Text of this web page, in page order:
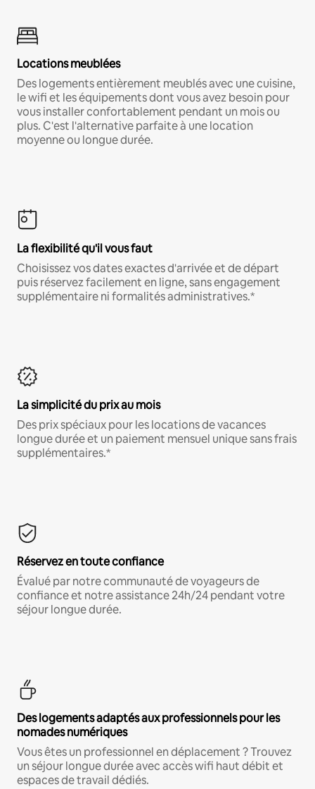
Locations meublées
Des logements entièrement meublés avec une cuisine,
le wifi et les équipements dont vous avez besoin pour
vous installer confortablement pendant un mois ou
plus. C'est l'alternative parfaite à une location
moyenne ou longue durée.
La flexibilité qu'il vous faut
Choisissez vos dates exactes d'arrivée et de départ
puis réservez facilement en ligne, sans engagement
supplémentaire ni formalités administratives.*
La simplicité du prix au mois
Des prix spéciaux pour les locations de vacances
longue durée et un paiement mensuel unique sans frais
supplémentaires.*
Réservez en toute confiance
Évalué par notre communauté de voyageurs de
confiance et notre assistance 24h/24 pendant votre
séjour longue durée.
Des logements adaptés aux professionnels pour les
nomades numériques
Vous êtes un professionnel en déplacement ? Trouvez
un séjour longue durée avec accès wifi haut débit et
espaces de travail dédiés.